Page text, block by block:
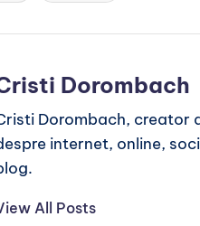
Dorombach
Dorombach, creator
internet, online,
All Posts